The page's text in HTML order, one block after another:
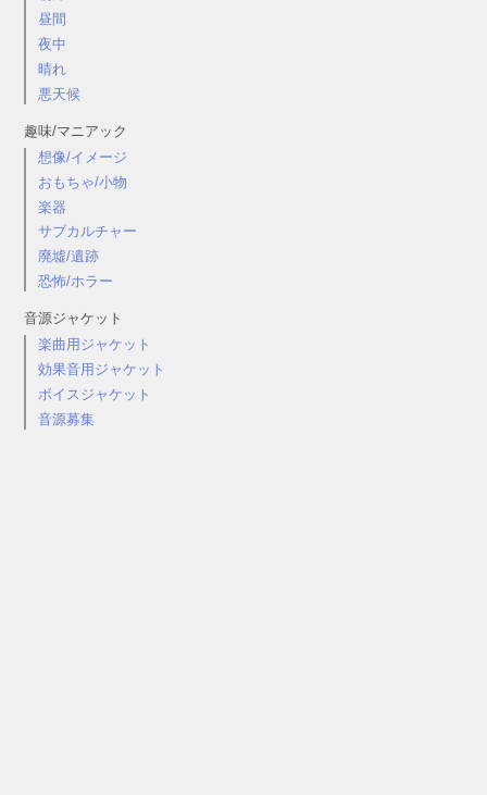
昼間
夜中
晴れ
悪天候
趣味/マニアック
想像/イメージ
おもちゃ/小物
楽器
サブカルチャー
廃墟/遺跡
恐怖/ホラー
音源ジャケット
楽曲用ジャケット
効果音用ジャケット
ボイスジャケット
音源募集